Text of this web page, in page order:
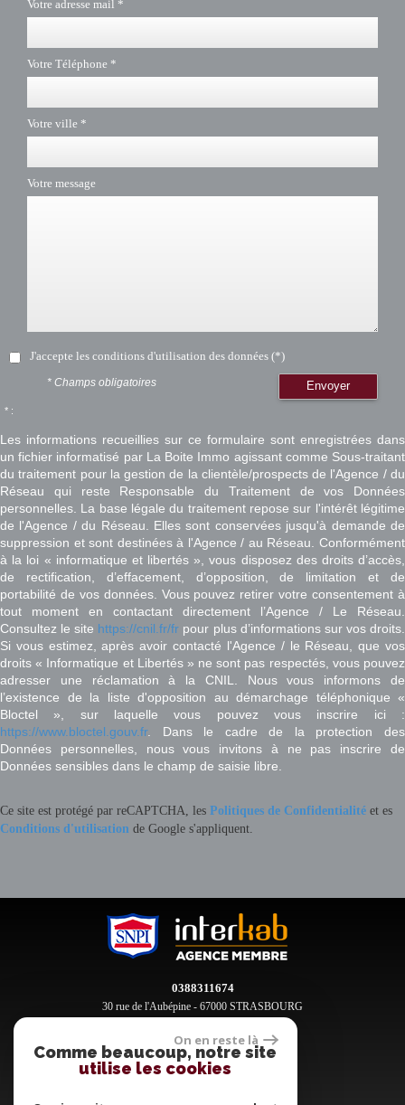
Votre adresse mail *
Votre Téléphone *
Votre ville *
Votre message
J'accepte les conditions d'utilisation des données (*)
Envoyer
* Champs obligatoires
* :
Les informations recueillies sur ce formulaire sont enregistrées dans
un fichier informatisé par La Boite Immo agissant comme Sous-traitant
du traitement pour la gestion de la clientèle/prospects de l'Agence / du
Réseau qui reste Responsable du Traitement de vos Données
personnelles. La base légale du traitement repose sur l'intérêt légitime
de l'Agence / du Réseau. Elles sont conservées jusqu'à demande de
suppression et sont destinées à l'Agence / au Réseau. Conformément
à la loi « informatique et libertés », vous disposez des droits d’accès,
de rectification, d’effacement, d’opposition, de limitation et de
portabilité de vos données. Vous pouvez retirer votre consentement à
tout moment en contactant directement l’Agence / Le Réseau.
Consultez le site https://cnil.fr/fr pour plus d’informations sur vos droits.
Si vous estimez, après avoir contacté l'Agence / le Réseau, que vos
droits « Informatique et Libertés » ne sont pas respectés, vous pouvez
adresser une réclamation à la CNIL. Nous vous informons de
l’existence de la liste d'opposition au démarchage téléphonique «
Bloctel », sur laquelle vous pouvez vous inscrire ici :
https://www.bloctel.gouv.fr. Dans le cadre de la protection des
Données personnelles, nous vous invitons à ne pas inscrire de
Données sensibles dans le champ de saisie libre.
Ce site est protégé par reCAPTCHA, les Politiques de Confidentialité et es
Conditions d'utilisation de Google s'appliquent.
0388311674
30 rue de l'Aubépine - 67000 STRASBOURG
Espace propriétaires
On en reste là
Comme beaucoup, notre site
utilise les cookies